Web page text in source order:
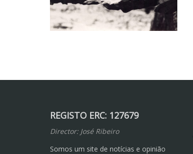
REGISTO ERC: 127679
Director: José Ribeiro
Somos um site de notícias e opinião